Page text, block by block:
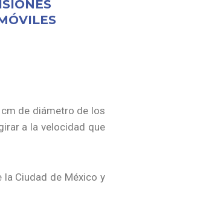
de diámetro de los
a la velocidad que
Ciudad de México y